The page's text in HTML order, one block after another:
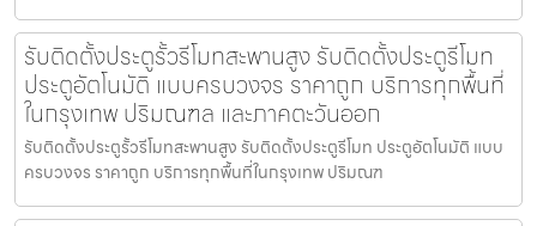
รับติดตั้งประตูรั้วรีโมทสะพานสูง รับติดตั้งประตูรีโมท
ประตูอัตโนมัติ แบบครบวงจร ราคาถูก บริการทุกพื้นที่
ในกรุงเทพ ปริมณฑล และภาคตะวันออก
รับติดตั้งประตูรั้วรีโมทสะพานสูง รับติดตั้งประตูรีโมท ประตูอัตโนมัติ แบบ
ครบวงจร ราคาถูก บริการทุกพื้นที่ในกรุงเทพ ปริมณฑ